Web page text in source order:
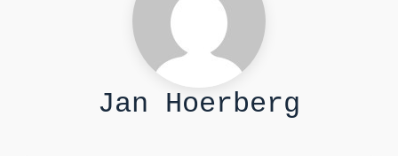
Jan Hoerberg